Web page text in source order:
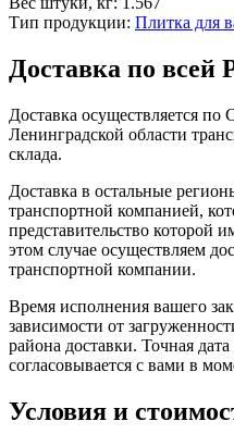
Тип продукции: Плитка для
Доставка по всей
Доставка осуществляется по
Ленинградской области
склада.
Доставка в остальные
транспортной компанией,
представительство которой
этом случае осуществляем
транспортной компании.
Время исполнения вашего
зависимости от
района доставки. Точная
согласовывается с вами в
Условия и